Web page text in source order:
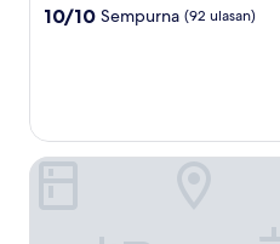
10.0
10/10 Sempurna (92 ulasan)
Nun Assisi Relais Spa Museum